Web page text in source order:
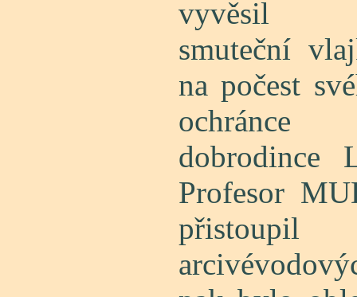
vyvěsil
smuteční
na počest
dobrodince
Profesor
přistoupil